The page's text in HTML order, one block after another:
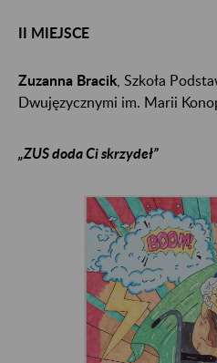
II MIEJSCE
Zuzanna Bracik , Szkoła
Dwujęzycznymi im. Marii
„ZUS doda Ci skrzydeł”